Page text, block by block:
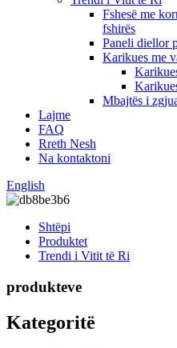
Fshesë me
fshirës
Paneli diellor
Karikues me
Mbajtës i
Lajme
FAQ
Rreth Nesh
Na kontaktoni
English
Shtëpi
Produktet
Trendi i Vitit të Ri
produkteve
Kategoritë